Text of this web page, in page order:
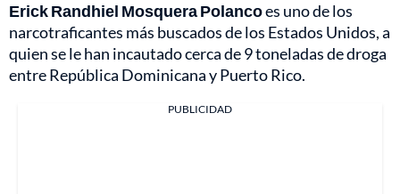
Erick Randhiel Mosquera Polancoes uno de los
narcotraficantes más buscados de los Estados Unidos, a
quien se le han incautado cerca de 9 toneladas de droga
entre República Dominicana y Puerto Rico.
PUBLICIDAD